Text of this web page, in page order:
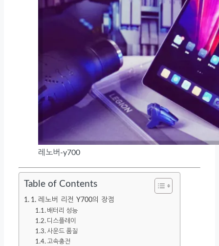
레노버-y700
Table of Contents
1. 레노버 리전 Y700의 장점
배터리 성능
디스플레이
사운드 품질
고속충전